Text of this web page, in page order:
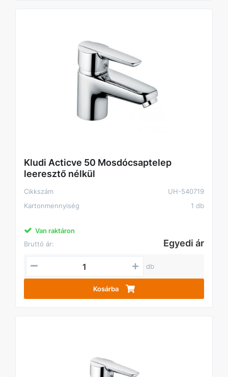
Kludi Acticve 50 Mosdócsaptelep
leeresztő nélkül
Cikkszám
UH-540719
Kartonmennyiség
1 db
Van raktáron
Bruttó ár:
Egyedi ár
db
Kosárba